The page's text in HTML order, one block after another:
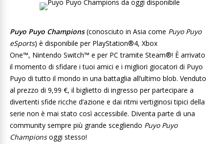
Puyo Puyo Champions(conosciuto in Asia come Puyo Puyo
eSports) è disponibile per PlayStation®4, Xbox
One™, Nintendo Switch™ e per PC tramite Steam®! È arrivato
il momento di sfidare i tuoi amici e i migliori giocatori di Puyo
Puyo di tutto il mondo in una battaglia all’ultimo blob. Venduto
al prezzo di 9,99 €, il biglietto di ingresso per partecipare a
divertenti sfide ricche d’azione e dai ritmi vertiginosi tipici della
serie non è mai stato così accessibile. Diventa parte di una
community sempre più grande scegliendo Puyo Puyo
Championsoggi stesso!